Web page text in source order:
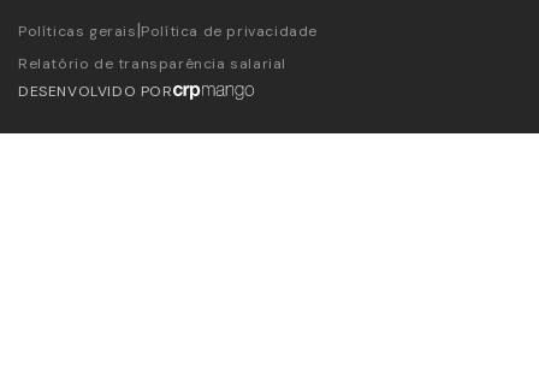
Políticas gerais|Política de privacidade
Relatório de transparência salarial
DESENVOLVIDO POR